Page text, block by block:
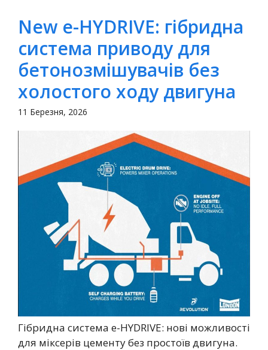
New e-HYDRIVE: гібридна
система приводу для
бетонозмішувачів без
холостого ходу двигуна
11 Березня, 2026
Гібридна система e-HYDRIVE: нові можливості
для міксерів цементу без простоїв двигуна.